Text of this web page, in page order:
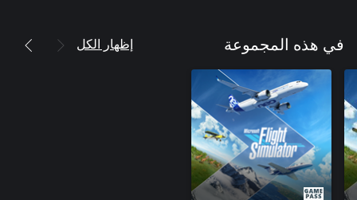
في هذه المجموعة إظهار الكل